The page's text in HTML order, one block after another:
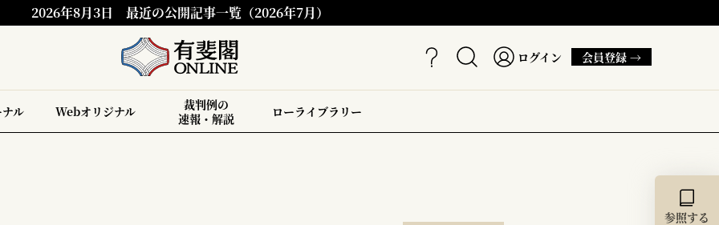
2026年8月3日 最近の公開記事一覧（2026年7月）
ログイン 会員登録 →
ル Webオリジナル
裁判例の
速報・解説
ローライブラリー
参照する